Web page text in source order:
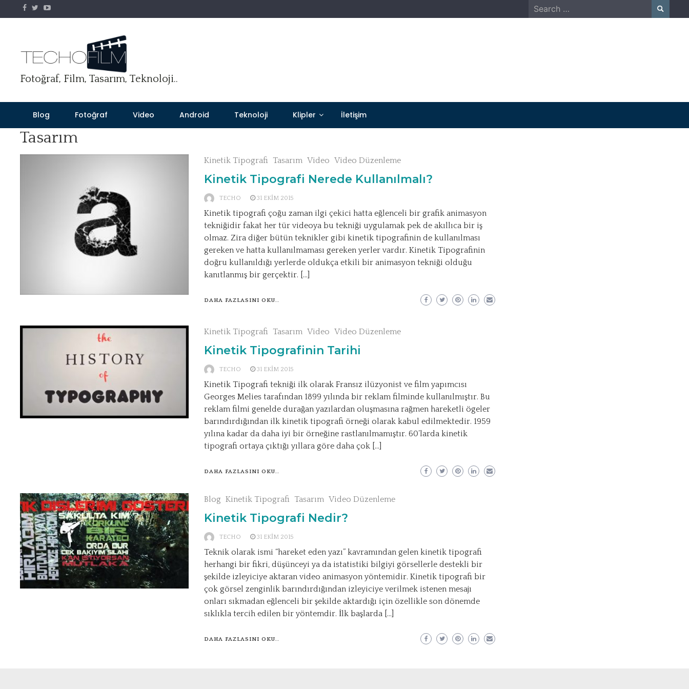
to
Search
for:
Fotoğraf, Film, Tasarım, Teknoloji..
Blog Fotoğraf Video Android Teknoloji Klipler İletişim
Tasarım
Kinetik Tipografi Tasarım Video Video Düzenleme
Kinetik Tipografi Nerede Kullanılmalı?
TECHO 31 EKIM 2015
Kinetik tipografi çoğu zaman ilgi çekici hatta eğlenceli bir grafik animasyon
tekniğidir fakat her tür videoya bu tekniği uygulamak pek de akıllıca bir iş
olmaz. Zira diğer bütün teknikler gibi kinetik tipografinin de kullanılması
gereken ve hatta kullanılmaması gereken yerler vardır. Kinetik Tipografinin
doğru kullanıldığı yerlerde oldukça etkili bir animasyon tekniği olduğu
kanıtlanmış bir gerçektir. […]
DAHA FAZLASINI OKU..
Kinetik Tipografi Tasarım Video Video Düzenleme
Kinetik Tipografinin Tarihi
TECHO 31 EKIM 2015
Kinetik Tipografi tekniği ilk olarak Fransız ilüzyonist ve film yapımcısı
Georges Melies tarafından 1899 yılında bir reklam filminde kullanılmıştır. Bu
reklam filmi genelde durağan yazılardan oluşmasına rağmen hareketli ögeler
barındırdığından ilk kinetik tipografi örneği olarak kabul edilmektedir. 1959
yılına kadar da daha iyi bir örneğine rastlanılmamıştır. 60’larda kinetik
tipografi ortaya çıktığı yıllara göre daha çok […]
DAHA FAZLASINI OKU..
Blog Kinetik Tipografi Tasarım Video Düzenleme
Kinetik Tipografi Nedir?
TECHO 31 EKIM 2015
Teknik olarak ismi “hareket eden yazı” kavramından gelen kinetik tipografi
herhangi bir fikri, düşünceyi ya da istatistiki bilgiyi görsellerle destekli bir
şekilde izleyiciye aktaran video animasyon yöntemidir. Kinetik tipografi bir
çok görsel zenginlik barındırdığından izleyiciye verilmek istenen mesajı
onları sıkmadan eğlenceli bir şekilde aktardığı için özellikle son dönemde
sıklıkla tercih edilen bir yöntemdir. İlk başlarda […]
DAHA FAZLASINI OKU..